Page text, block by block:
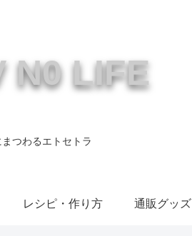
N0 LIFE
つわるエトセトラ
レシピ・作り方 通販グッズ